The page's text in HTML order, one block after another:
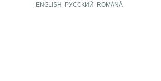
ENGLISH РУССКИЙ ROMÂNĂ